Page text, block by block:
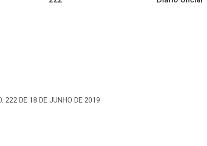
222 DE 18 DE JUNHO DE 2019